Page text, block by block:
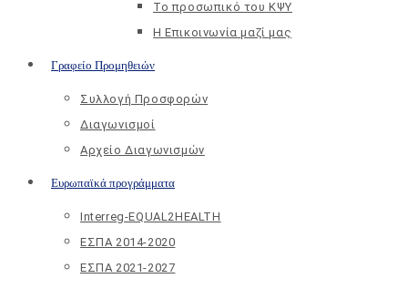
Το προσωπικό του ΚΨΥ
Η Επικοινωνία μαζί μας
Γραφείο Προμηθειών
Συλλογή Προσφορών
Διαγωνισμοί
Αρχείο Διαγωνισμών
Ευρωπαϊκά προγράμματα
Interreg-EQUAL2HEALTH
ΕΣΠΑ 2014-2020
ΕΣΠΑ 2021-2027